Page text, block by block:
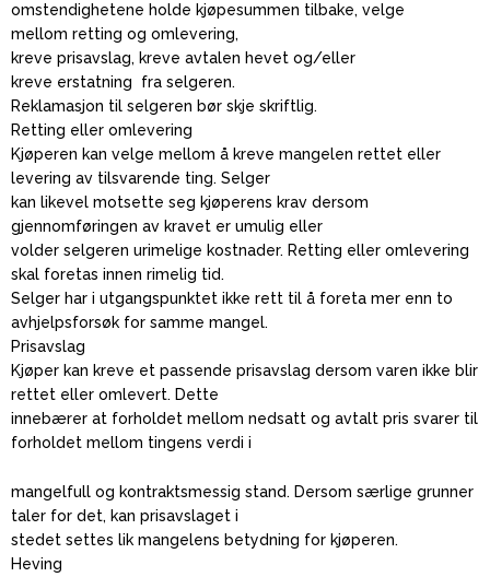
omstendighetene holde kjøpesummen tilbake, velge
mellom retting og omlevering,
kreve prisavslag, kreve avtalen hevet og/eller
kreve erstatning fra selgeren.
Reklamasjon til selgeren bør skje skriftlig.
Retting eller omlevering
Kjøperen kan velge mellom å kreve mangelen rettet eller
levering av tilsvarende ting. Selger
kan likevel motsette seg kjøperens krav dersom
gjennomføringen av kravet er umulig eller
volder selgeren urimelige kostnader. Retting eller omlevering
skal foretas innen rimelig tid.
Selger har i utgangspunktet ikke rett til å foreta mer enn to
avhjelpsforsøk for samme mangel.
Prisavslag
Kjøper kan kreve et passende prisavslag dersom varen ikke blir
rettet eller omlevert. Dette
innebærer at forholdet mellom nedsatt og avtalt pris svarer til
forholdet mellom tingens verdi i
mangelfull og kontraktsmessig stand. Dersom særlige grunner
taler for det, kan prisavslaget i
stedet settes lik mangelens betydning for kjøperen.
Heving